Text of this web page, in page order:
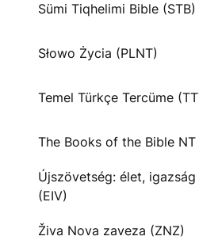
Sümi Tiqhelimi Bible (STB)
Słowo Życia (PLNT)
Temel Türkçe Tercüme
The Books of the Bible NT
Újszövetség: élet,
(EIV)
Živa Nova zaveza (ZNZ)